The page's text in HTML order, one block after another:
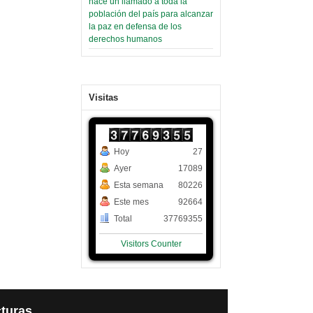
población del país para alcanzar
la paz en defensa de los
derechos humanos
Visitas
Hoy
Ayer
Esta semana
Este mes
Total
27
17089
80226
92664
37769355
Visitors Counter